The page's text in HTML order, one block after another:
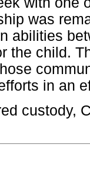
was
abilities
the child.
in an
custody,